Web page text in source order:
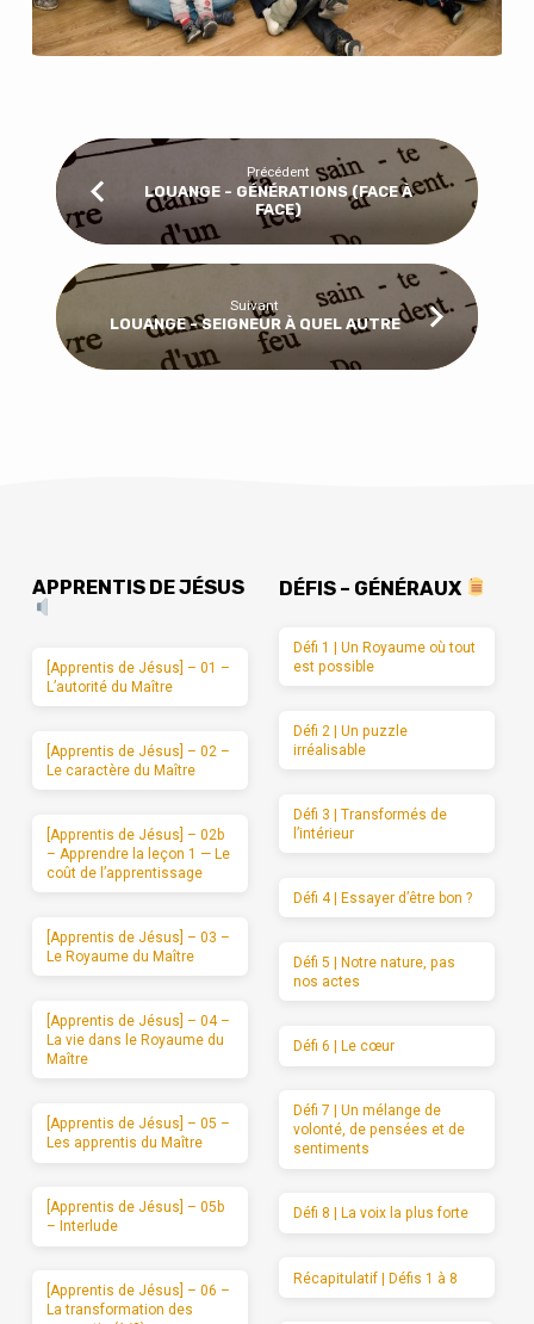
Précédent
LOUANGE - GÉNÉRATIONS (FACE À
FACE)
Suivant
LOUANGE - SEIGNEUR À QUEL AUTRE
APPRENTIS DE JÉSUS
[Apprentis de Jésus] – 01 –
L’autorité du Maître
[Apprentis de Jésus] – 02 –
Le caractère du Maître
[Apprentis de Jésus] – 02b
– Apprendre la leçon 1 — Le
coût de l’apprentissage
[Apprentis de Jésus] – 03 –
Le Royaume du Maître
[Apprentis de Jésus] – 04 –
La vie dans le Royaume du
Maître
[Apprentis de Jésus] – 05 –
Les apprentis du Maître
[Apprentis de Jésus] – 05b
– Interlude
[Apprentis de Jésus] – 06 –
La transformation des
DÉFIS – GÉNÉRAUX
Défi 1 | Un Royaume où tout
est possible
Défi 2 | Un puzzle
irréalisable
Défi 3 | Transformés de
l’intérieur
Défi 4 | Essayer d’être bon ?
Défi 5 | Notre nature, pas
nos actes
Défi 6 | Le cœur
Défi 7 | Un mélange de
volonté, de pensées et de
sentiments
Défi 8 | La voix la plus forte
Récapitulatif | Défis 1 à 8